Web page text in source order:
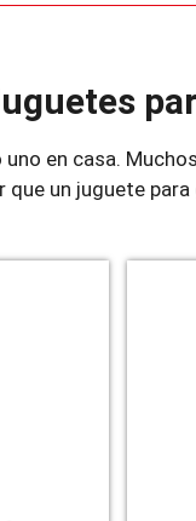
en casa.
un juguete